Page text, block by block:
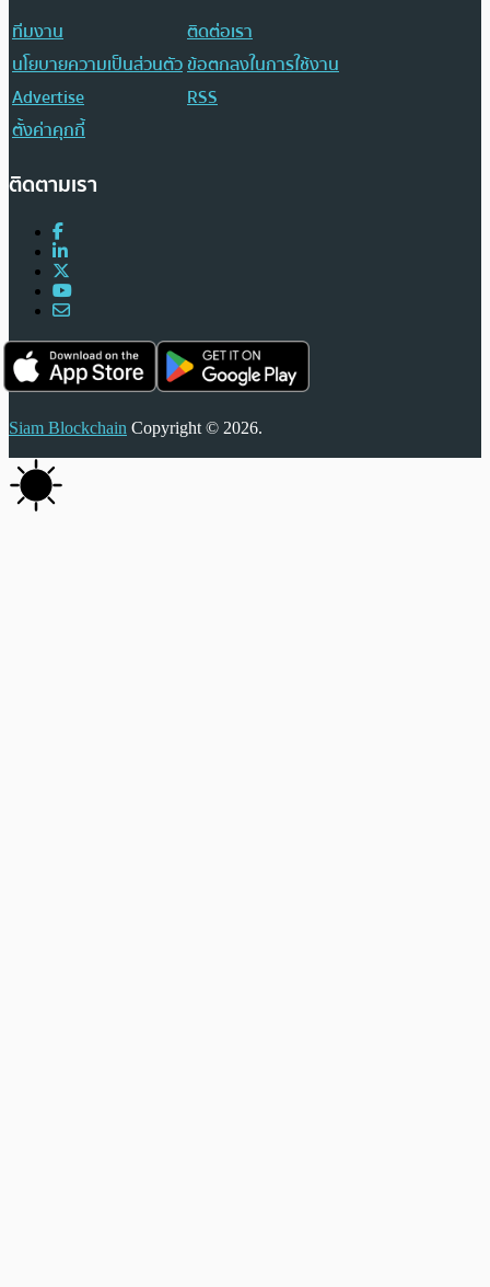
ทีมงาน
ติดต่อเรา
นโยบายความเป็นส่วนตัวข้อตกลงในการใช้งาน
Advertise
RSS
ตั้งค่าคุกกี้
ติดตามเรา
Siam Blockchain Copyright © 2026.